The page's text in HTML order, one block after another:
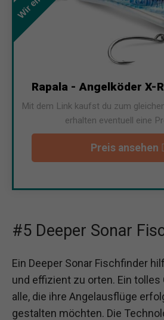
Rapala - Angelköder X-
Mit dem Link kaufst du zum
erhalten eventuell eine
Preis ansehen
#5 Deeper Sonar
Ein Deeper Sonar Fischfinder
und effizient zu orten. Ein
alle, die ihre Angelausflüge
gestalten möchten. Die